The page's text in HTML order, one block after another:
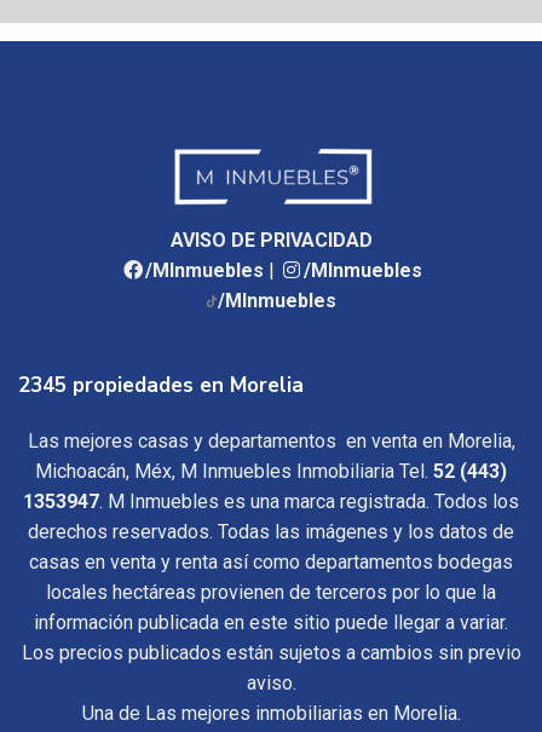
AVISO DE PRIVACIDAD
/MInmuebles |
/MInmuebles
/MInmuebles
2345 propiedades en Morelia
Las mejores casas y departamentos en venta en Morelia,
Michoacán, Méx, M Inmuebles Inmobiliaria Tel. 52 (443)
1353947. M Inmuebles es una marca registrada. Todos los
derechos reservados. Todas las imágenes y los datos de
casas en venta y renta así como departamentos bodegas
locales hectáreas provienen de terceros por lo que la
información publicada en este sitio puede llegar a variar.
Los precios publicados están sujetos a cambios sin previo
aviso.
Una de Las mejores inmobiliarias en Morelia.